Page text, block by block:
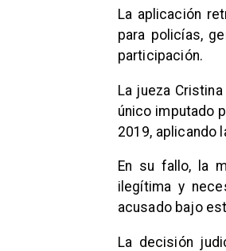
La aplicación
para policías,
participación.
La jueza
único imputado
2019, aplicando
En su fallo, la
ilegítima y
acusado bajo
La decisión